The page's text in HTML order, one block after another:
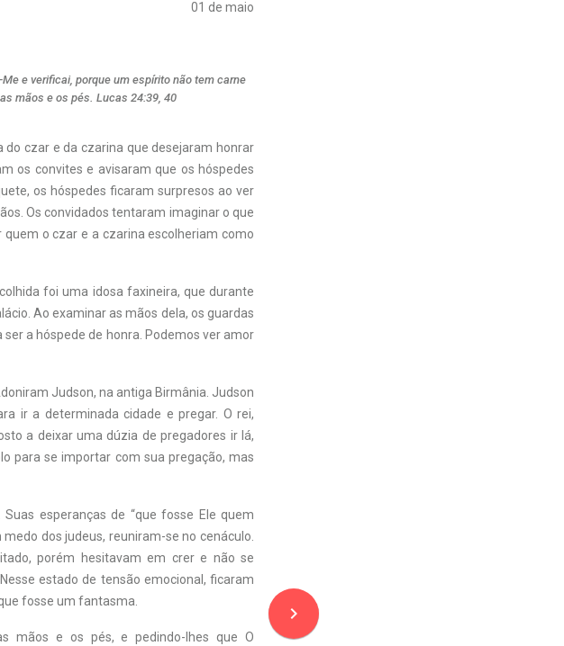
01 de maio
e verificai, porque um espírito não tem carne
mãos e os pés. Lucas 24:39, 40
do czar e da czarina que desejaram honrar
os convites e avisaram que os hóspedes
os hóspedes ficaram surpresos ao ver
Os convidados tentaram imaginar o que
o czar e a czarina escolheriam como
foi uma idosa faxineira, que durante
Ao examinar as mãos dela, os guardas
a hóspede de honra. Podemos ver amor
Judson, na antiga Birmânia. Judson
ir a determinada cidade e pregar. O rei,
a deixar uma dúzia de pregadores ir lá,
para se importar com sua pregação, mas
esperanças de “que fosse Ele quem
dos judeus, reuniram-se no cenáculo.
porém hesitavam em crer e não se
estado de tensão emocional, ficaram
fosse um fantasma.
mãos e os pés, e pedindo-lhes que O
navigate_next